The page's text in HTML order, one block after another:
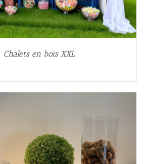
Chalets en bois XXL